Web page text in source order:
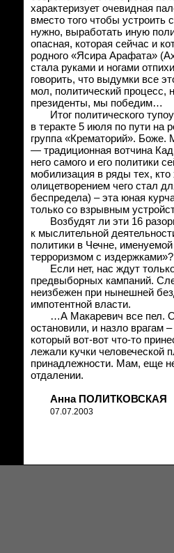
характеризует очевидная
вместо того чтобы устроить
нужно, выработать иную
опасная, которая сейчас и
родного «Ясира Арафата»
стала руками и ногами
говорить, что выдумки все
мол, политический процесс,
президенты, мы победим…
Итог политического
в теракте 5 июля по пути на
группа «Крематорий».
— традиционная вотчина
него самого и его политики
мобилизация в ряды тех, кто
олицетворением чего стал
беспредела) – эта юная
только со взрывным
Возбудят ли эти 16
к мыслительной
политики в Чечне,
терроризмом с издержками»?
Если нет, нас ждут
предвыборных кампаний.
неизбежен при нынешней
импотентной власти.
…А Макаревич все пел.
остановили, и назло врагам
который вот-вот что-то
лежали кучки человеческой
принадлежности. Мам, еще
отдалении.
Анна ПОЛИТКОВСКАЯ
07.07.2003